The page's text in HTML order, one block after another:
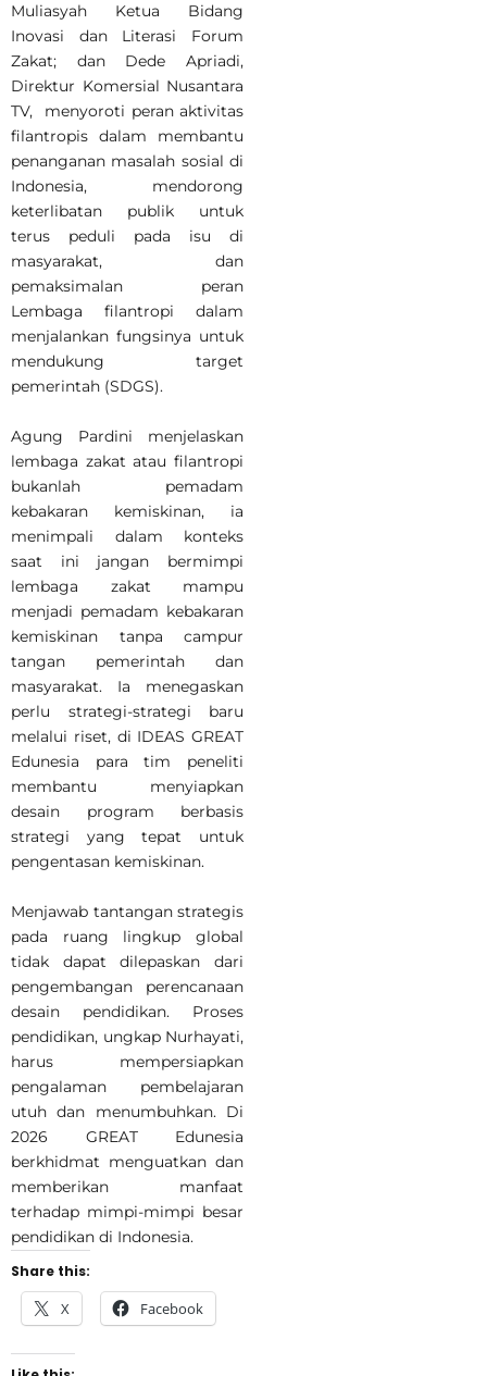
Muliasyah Ketua Bidang
Inovasi dan Literasi Forum
Zakat; dan Dede Apriadi,
Direktur Komersial Nusantara
TV, menyoroti peran aktivitas
filantropis dalam membantu
penanganan masalah sosial di
Indonesia, mendorong
keterlibatan publik untuk
terus peduli pada isu di
masyarakat, dan
pemaksimalan peran
Lembaga filantropi dalam
menjalankan fungsinya untuk
mendukung target
pemerintah (SDGS).
Agung Pardini menjelaskan
lembaga zakat atau filantropi
bukanlah pemadam
kebakaran kemiskinan, ia
menimpali dalam konteks
saat ini jangan bermimpi
lembaga zakat mampu
menjadi pemadam kebakaran
kemiskinan tanpa campur
tangan pemerintah dan
masyarakat. Ia menegaskan
perlu strategi-strategi baru
melalui riset, di IDEAS GREAT
Edunesia para tim peneliti
membantu menyiapkan
desain program berbasis
strategi yang tepat untuk
pengentasan kemiskinan.
Menjawab tantangan strategis
pada ruang lingkup global
tidak dapat dilepaskan dari
pengembangan perencanaan
desain pendidikan. Proses
pendidikan, ungkap Nurhayati,
harus mempersiapkan
pengalaman pembelajaran
utuh dan menumbuhkan. Di
2026 GREAT Edunesia
berkhidmat menguatkan dan
memberikan manfaat
terhadap mimpi-mimpi besar
pendidikan di Indonesia.
Share this:
X Facebook